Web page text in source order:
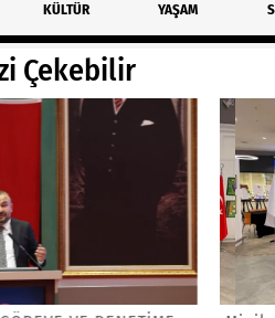
KÜLTÜR YAŞAM
Çekebilir